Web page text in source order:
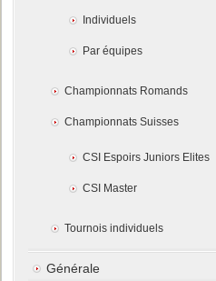
Individuels
Par équipes
Championnats Romands
Championnats Suisses
CSI Espoirs Juniors Elites
CSI Master
Tournois individuels
Générale